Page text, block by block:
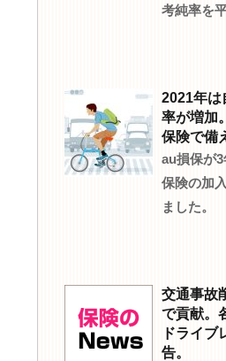
考純率を
2021年は
率が増加
保険で備
au損保が
保険の加
ました。
交通事故
で貢献。
ドライブ
告。